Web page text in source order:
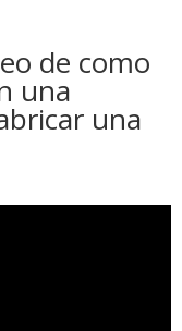
de como
una
una